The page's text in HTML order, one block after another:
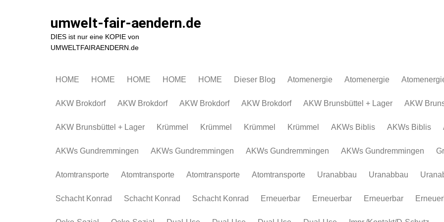
umwelt-fair-aendern.de
DIES ist nur eine KOPIE von
UMWELTFAIRAENDERN.de
HOME HOME HOME HOME HOME Dieser Blog Atomenergie
Atomkraftwerke
AKW
Krümmel
AKWs Biblis
Atomenergie
Atomkraftwerke
Atommüll
Rohstoffe und Konflikte
Atommüll
Rohstoffe
AKW Brokdorf AKW Brokdorf AKW Brokdorf AKW Brokdorf AKW Brunsbüttel + Lager AKW
AKW Brunsbüttel + Lager Krümmel Krümmel Krümmel Krümmel AKWs Biblis AKWs Biblis
AKWs Gundremmingen AKWs Gundremmingen AKWs Gundremmingen AKWs Gundremmingen
Atomtransporte Atomtransporte Atomtransporte Atomtransporte Uranabbau Uranabbau
Schacht Konrad Schacht Konrad Schacht Konrad Erneuerbar Erneuerbar Erneuerbar